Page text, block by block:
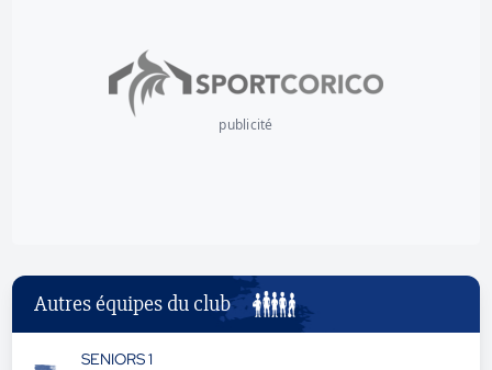
publicité
Autres équipes du club
SENIORS 1